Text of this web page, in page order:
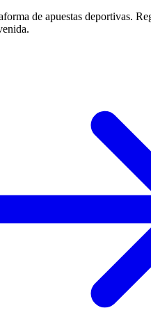
de apuestas deportivas.